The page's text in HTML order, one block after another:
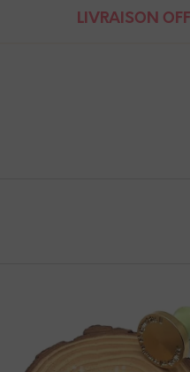
LIVRAISON